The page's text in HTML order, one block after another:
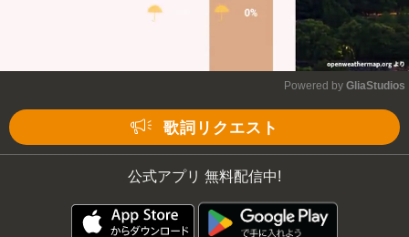
Powered by GliaStudios
歌詞リクエスト
公式アプリ 無料配信中!